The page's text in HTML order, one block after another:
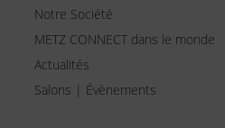
Notre Société
METZ CONNECT dans le monde
Actualités
Salons | Évènements